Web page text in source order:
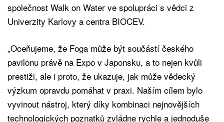
společnost Walk on Water ve spolupráci s vědci z
Univerzity Karlovy a centra BIOCEV.
„Oceňujeme, že Foga může být součástí českého
pavilonu právě na Expo v Japonsku, a to nejen kvůli
prestiži, ale i proto, že ukazuje, jak může vědecký
výzkum opravdu pomáhat v praxi. Naším cílem bylo
vyvinout nástroj, který díky kombinaci nejnovějších
technologických poznatků zvládne rychle a jednoduše